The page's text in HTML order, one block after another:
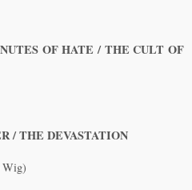
OF HATE / THE CULT OF
/ THE DEVASTATION
Wig)